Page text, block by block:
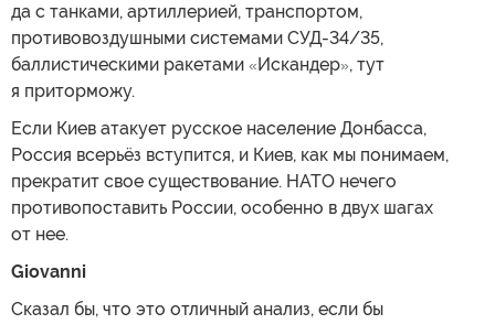
да с танками, артиллерией, транспортом,
противовоздушными системами СУД-34/35,
баллистическими ракетами «Искандер», тут
я приторможу.
Если Киев атакует русское население Донбасса,
Россия всерьёз вступится, и Киев, как мы понимаем,
прекратит свое существование. НАТО нечего
противопоставить России, особенно в двух шагах
от нее.
Giovanni
Сказал бы, что это отличный анализ, если бы